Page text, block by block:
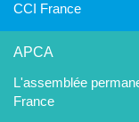
CCI France
APCA
L'assemblée
France